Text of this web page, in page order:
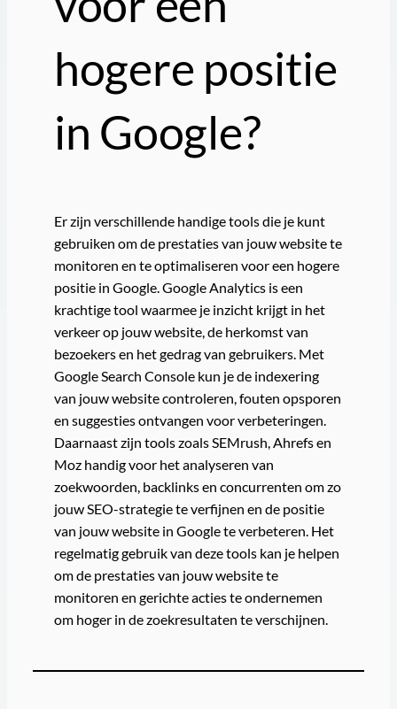
hogere positie
in Google?
Er zijn verschillende handige tools die je kunt
gebruiken om de prestaties van jouw website te
monitoren en te optimaliseren voor een hogere
positie in Google. Google Analytics is een
krachtige tool waarmee je inzicht krijgt in het
verkeer op jouw website, de herkomst van
bezoekers en het gedrag van gebruikers. Met
Google Search Console kun je de indexering
van jouw website controleren, fouten opsporen
en suggesties ontvangen voor verbeteringen.
Daarnaast zijn tools zoals SEMrush, Ahrefs en
Moz handig voor het analyseren van
zoekwoorden, backlinks en concurrenten om zo
jouw SEO-strategie te verfijnen en de positie
van jouw website in Google te verbeteren. Het
regelmatig gebruik van deze tools kan je helpen
om de prestaties van jouw website te
monitoren en gerichte acties te ondernemen
om hoger in de zoekresultaten te verschijnen.